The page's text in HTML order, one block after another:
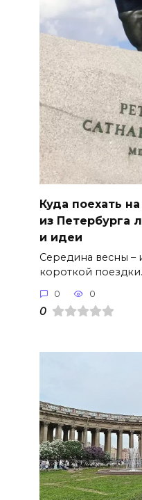
Куда поехать
из Петербурга
и идеи
Середина весны –
короткой поездки.
0 0
0